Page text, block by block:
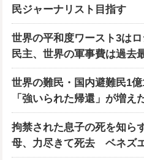
民ジャーナリスト目指す
世界の平和度ワースト3は
民主、世界の軍事費は過去
世界の難民・国内避難民1億
「強いられた帰還」が増え
拘禁された息子の死を知ら
母、力尽きて死去 ベネズ